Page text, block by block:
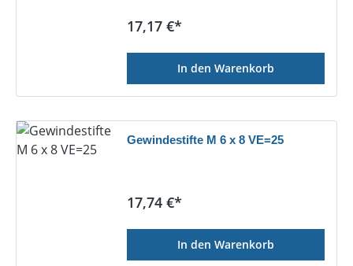
Regulärer Preis:
17,17 €*
In den Warenkorb
Gewindestifte M 6 x 8 VE=25
Regulärer Preis:
17,74 €*
In den Warenkorb